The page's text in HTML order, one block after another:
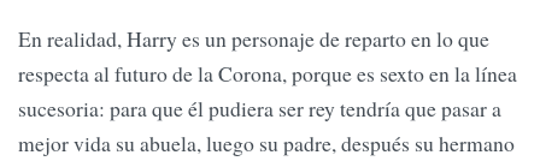
En realidad, Harry es un personaje de reparto en lo que
respecta al futuro de la Corona, porque es sexto en la línea
sucesoria: para que él pudiera ser rey tendría que pasar a
mejor vida su abuela, luego su padre, después su hermano